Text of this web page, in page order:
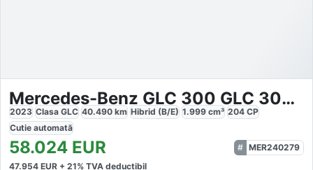
Mercedes-Benz GLC 300 GLC 300e 4Matic AMG
2023 Clasa GLC 40.490 km Hibrid (B/E) 1.999 cm³ 204 CP
Cutie automată
58.024 EUR
MER240279
47.954 EUR + 21% TVA deductibil